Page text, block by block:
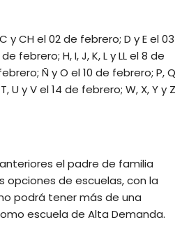
y CH el 02 de febrero; D y E el 03
febrero; H, I, J, K, L y LL el 8 de
Ñ y O el 10 de febrero; P, Q
U y V el 14 de febrero; W, X, Y y Z
el padre de familia
opciones de escuelas, con la
podrá tener más de una
escuela de Alta Demanda.